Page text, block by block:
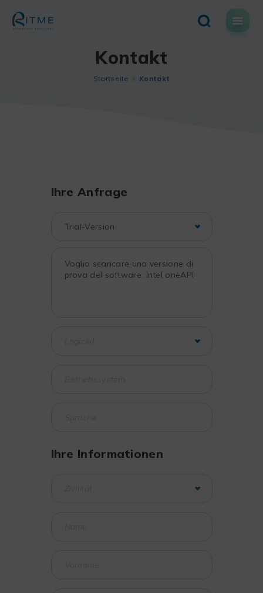
content
Kontakt
Startseite Kontakt
Ihre Anfrage
Ihre Informationen